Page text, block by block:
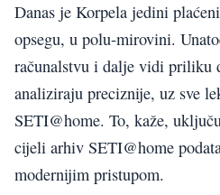
Danas je Korpela jedini
opsegu, u polu-mirovini.
računalstvu i dalje vidi priliku
analiziraju preciznije, uz sve
SETI@home. To, kaže,
cijeli arhiv SETI@home
modernijim pristupom.